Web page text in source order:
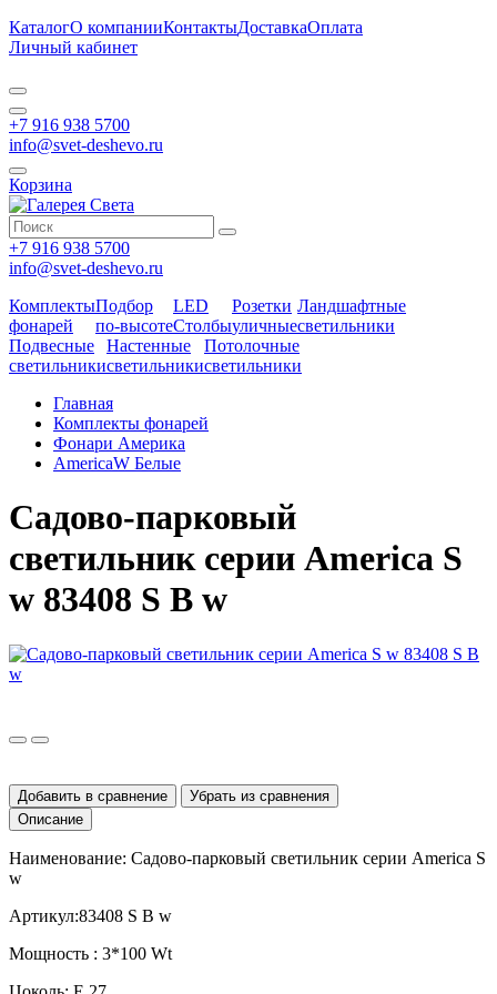
КаталогО компанииКонтактыДоставкаОплата
Личный кабинет
+7 916 938 5700
info@svet-deshevo.ru
Корзина
+7 916 938 5700
info@svet-deshevo.ru
Комплекты
фонарей
Подбор
по-высоте
LED
Столбы
Розетки
уличные
Ландшафтные
светильники
Подвесные
светильники
Настенные
светильники
Потолочные
светильники
Главная
Комплекты фонарей
Фонари Америка
AmericaW Белые
Садово-парковый
светильник серии America S
w 83408 S B w
Добавить в сравнение
Убрать из сравнения
Описание
Наименование: Садово-парковый светильник серии America S
w
Артикул:83408 S B w
Мощность : 3*100 Wt